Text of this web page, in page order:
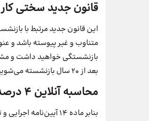
قانون جدید سختی کار 25 سال
بعد از 20 سال بازنشسته می‌شوید و مزایای 30 روز حقوق را دریافت خواهید کرد.
محاسبه آنلاین 4 درصد سختی کار